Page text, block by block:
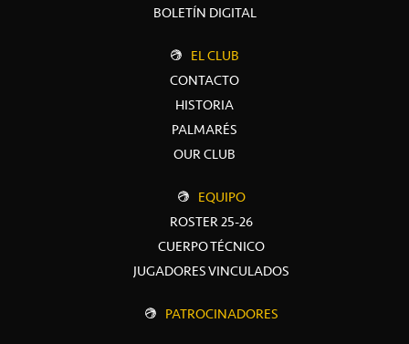
BOLETÍN DIGITAL
EL CLUB
CONTACTO
HISTORIA
PALMARÉS
OUR CLUB
EQUIPO
ROSTER 25-26
CUERPO TÉCNICO
JUGADORES VINCULADOS
PATROCINADORES